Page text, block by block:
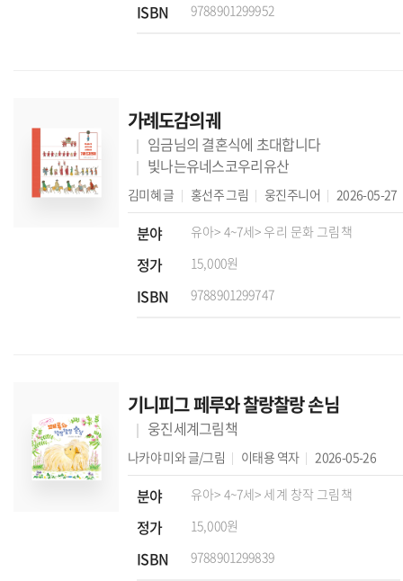
ISBN 9788901299952
가례도감의궤
임금님의 결혼식에 초대합니다
빛나는유네스코우리유산
김미혜글 홍선주그림 웅진주니어 2026-05-27
분야 유아> 4~7세> 우리 문화 그림책
정가 15,000원
ISBN 9788901299747
기니피그 페루와 찰랑찰랑 손님
웅진세계그림책
나카야 미와글/그림 이태용 역자 2026-05-26
분야 유아> 4~7세> 세계 창작 그림책
정가 15,000원
ISBN 9788901299839